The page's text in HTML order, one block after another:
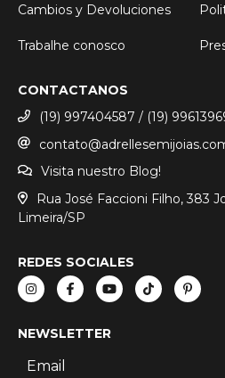
Cambios y Devoluciones
Trabalhe conosco
CONTACTANOS
(19) 997404587 / (19)
Visita nuestro Blog!
Rua José Faccioni Filho, 383
Limeira/SP
REDES SOCIALES
NEWSLETTER